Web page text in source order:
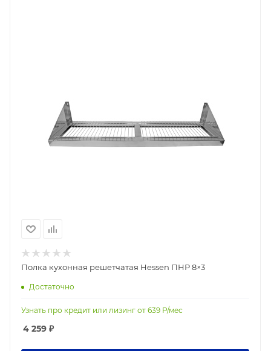
Полка кухонная решетчатая Hessen ПНР 8×3
Достаточно
Узнать про кредит или лизинг от 639 Р/мес
4 259 ₽